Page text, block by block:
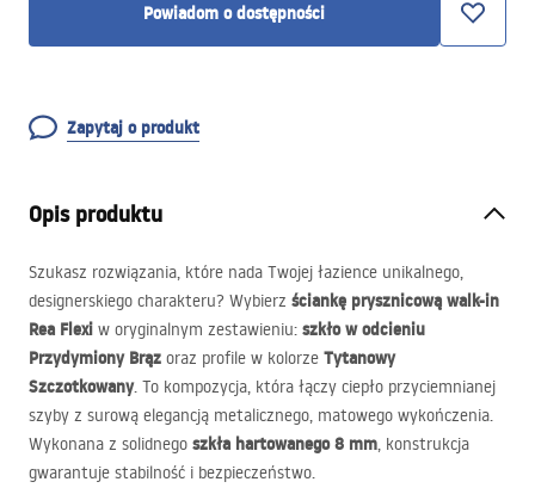
Powiadom o dostępności
Zapytaj o produkt
Opis produktu
Szukasz rozwiązania, które nada Twojej łazience unikalnego,
designerskiego charakteru? Wybierz ściankę prysznicową walk-in
Rea Flexi w oryginalnym zestawieniu: szkło w odcieniu
Przydymiony Brąz oraz profile w kolorze Tytanowy
Szczotkowany. To kompozycja, która łączy ciepło przyciemnianej
szyby z surową elegancją metalicznego, matowego wykończenia.
Wykonana z solidnego szkła hartowanego 8 mm, konstrukcja
gwarantuje stabilność i bezpieczeństwo.